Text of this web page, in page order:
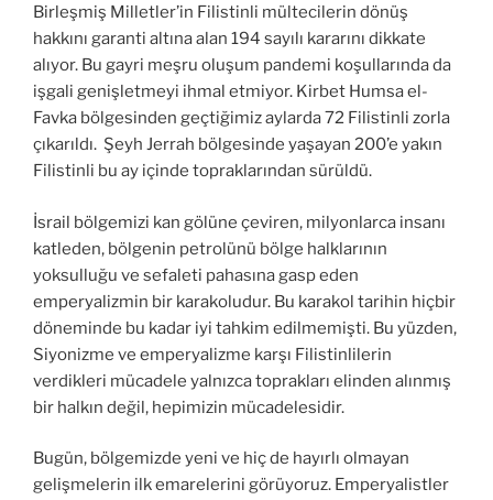
Birleşmiş Milletler’in Filistinli mültecilerin dönüş
hakkını garanti altına alan 194 sayılı kararını dikkate
alıyor. Bu gayri meşru oluşum pandemi koşullarında da
işgali genişletmeyi ihmal etmiyor. Kirbet Humsa el-
Favka bölgesinden geçtiğimiz aylarda 72 Filistinli zorla
çıkarıldı. Şeyh Jerrah bölgesinde yaşayan 200’e yakın
Filistinli bu ay içinde topraklarından sürüldü.
İsrail bölgemizi kan gölüne çeviren, milyonlarca insanı
katleden, bölgenin petrolünü bölge halklarının
yoksulluğu ve sefaleti pahasına gasp eden
emperyalizmin bir karakoludur. Bu karakol tarihin hiçbir
döneminde bu kadar iyi tahkim edilmemişti. Bu yüzden,
Siyonizme ve emperyalizme karşı Filistinlilerin
verdikleri mücadele yalnızca toprakları elinden alınmış
bir halkın değil, hepimizin mücadelesidir.
Bugün, bölgemizde yeni ve hiç de hayırlı olmayan
gelişmelerin ilk emarelerini görüyoruz. Emperyalistler